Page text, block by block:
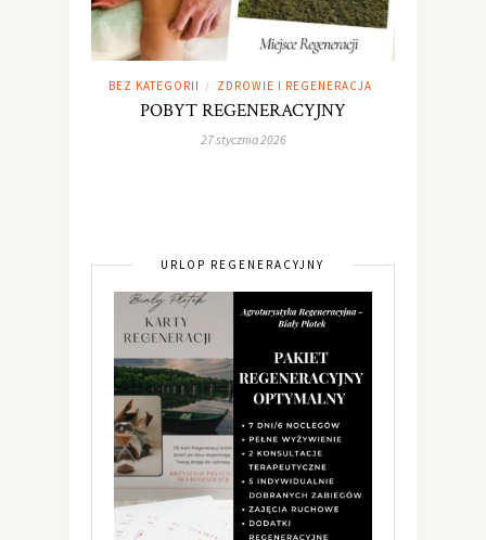
BEZ KATEGORII / ZDROWIE I REGENERACJA
POBYT REGENERACYJNY
27 stycznia 2026
URLOP REGENERACYJNY